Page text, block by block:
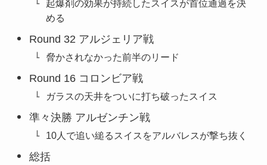
起爆剤の効果が持続したスイスが首位通過を決
める
Round 32 アルジェリア戦
脅かされなかった前半のリード
Round 16 コロンビア戦
ガラスの天井をついに打ち破ったスイス
準々決勝 アルゼンチン戦
10人で追い縋るスイスをアルバレスが撃ち抜く
総括